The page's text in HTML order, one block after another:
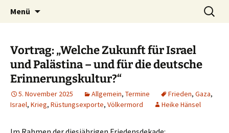
Kultur des Friedens
Kultur ist das Vergnügen, die Welt zu
verändern. – Bertolt Brecht
Menü
Suchen
nach:
Vortrag: „Welche Zukunft für Israel
und Palästina – und für die deutsche
Erinnerungskultur?“
5. November 2025 Allgemein, Termine Frieden, Gaza,
Israel, Krieg, Rüstungsexporte, Völkermord Heike Hänsel